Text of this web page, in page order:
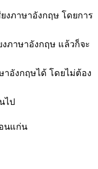
ยงภาษาอังกฤษ โดยการ
งภาษาอังกฤษ แล้วก็จะ
อังกฤษได้ โดยไม่ต้อง
ไป
นแก่น